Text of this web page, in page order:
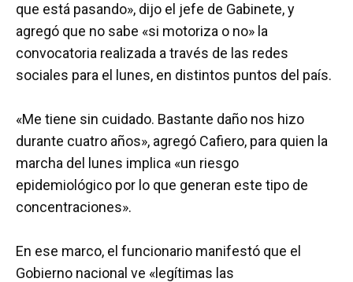
que está pasando», dijo el jefe de Gabinete, y
agregó que no sabe «si motoriza o no» la
convocatoria realizada a través de las redes
sociales para el lunes, en distintos puntos del país.
«Me tiene sin cuidado. Bastante daño nos hizo
durante cuatro años», agregó Cafiero, para quien la
marcha del lunes implica «un riesgo
epidemiológico por lo que generan este tipo de
concentraciones».
En ese marco, el funcionario manifestó que el
Gobierno nacional ve «legítimas las